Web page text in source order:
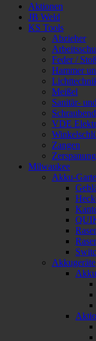
Aktionen
JB Weld
KS Tools
Abzieher
Feder /
Hammer
Meißel
Sanitär-
VDE
Zangen
Milwaukee
Akku-
Akkugeräte